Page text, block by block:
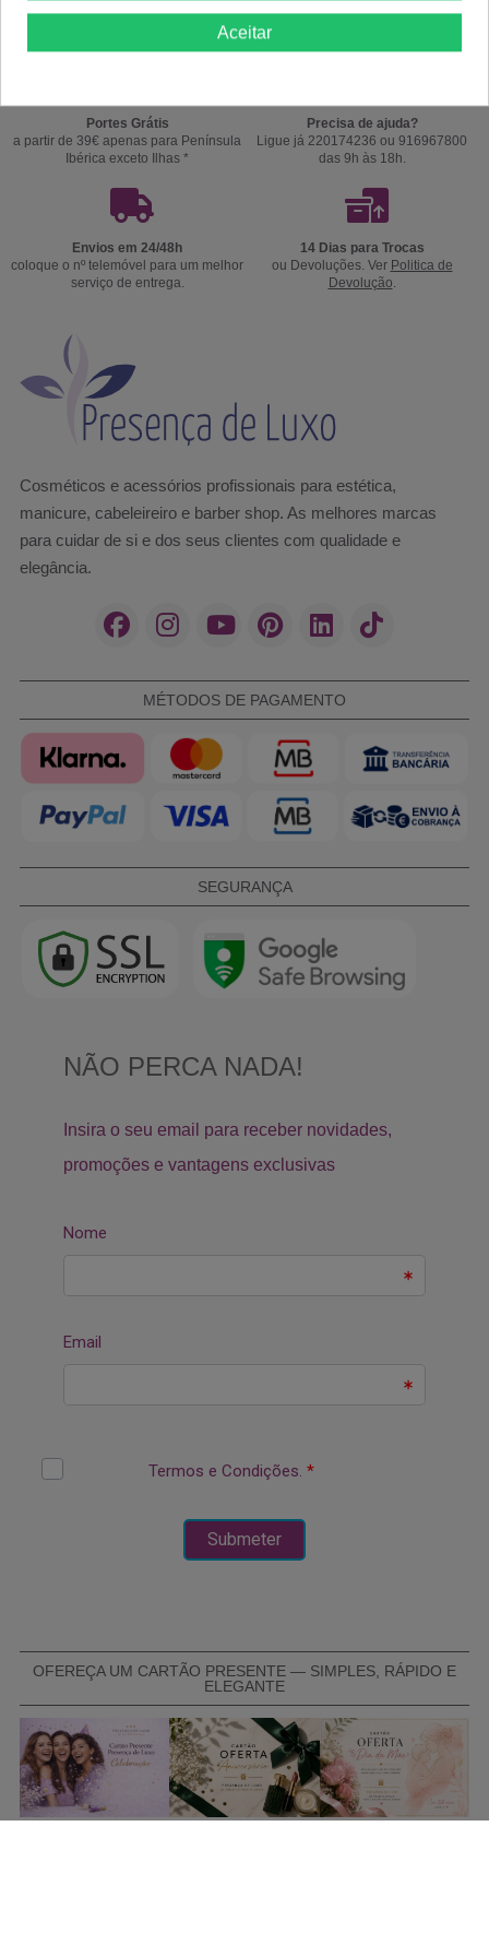
pensada para uma pele mais equilibrada, confortável e visivelmente saudável.
Portes Grátis
a partir de 39€ apenas para Península
Ibérica exceto Ilhas *
Precisa de ajuda?
Ligue já 220174236 ou 916967800
das 9h às 18h.
Envios em 24/48h
coloque o nº telemóvel para um melhor
serviço de entrega.
14 Dias para Trocas
ou Devoluções. Ver Politica de
Devolução.
Cosméticos e acessórios profissionais para estética,
manicure, cabeleireiro e barber shop. As melhores marcas
para cuidar de si e dos seus clientes com qualidade e
elegância.
MÉTODOS DE PAGAMENTO
SEGURANÇA
OFEREÇA UM CARTÃO PRESENTE — SIMPLES, RÁPIDO E
ELEGANTE
Aceitar